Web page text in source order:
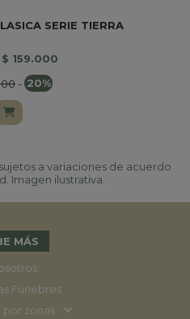
SERIE TIERRA
159.000
- 20%
a variaciones de acuerdo
Imagen ilustrativa.
MÁS
Fúnebres
por zonas